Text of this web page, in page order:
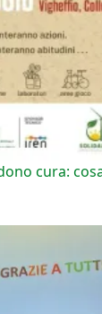
cura: